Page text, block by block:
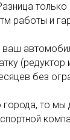
работы и
ваш
(редуктор
без
города, то мы